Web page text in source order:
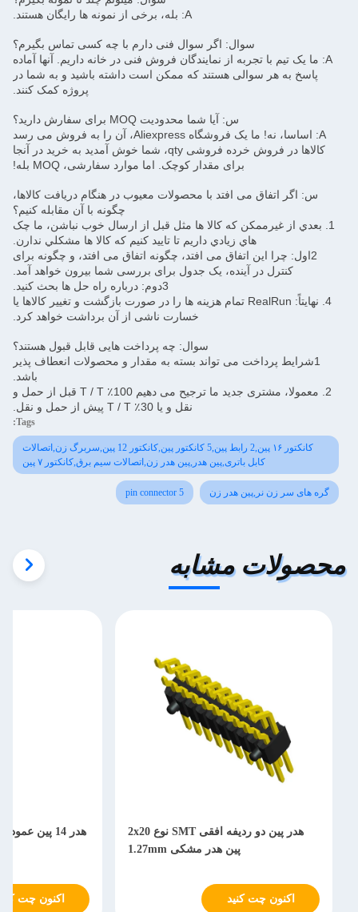
A: بله، برخی از نمونه ها رایگان هستند.
سوال: اگر سوال فنی دارم با چه کسی تماس بگیرم؟
A: ما یک تیم با تجربه از نمایندگان فروش فنی در خانه داریم. آنها آماده
پاسخ به هر سوالی هستند که ممکن است داشته باشید و به شما در
پروژه کمک کنند.
س: آیا شما محدودیت MOQ برای سفارش دارید؟
A: اساسا، نه! ما یک فروشگاه Aliexpress، آن را به فروش می رسد
کالاها در فروش خرده فروشی qty، شما خوش آمدید به خرید در آنجا
برای مقدار کوچک. اما موارد سفارشی، MOQ بله!
س: اگر اتفاق می افتد با محصولات معیوب در هنگام دریافت کالاها،
چگونه با آن مقابله کنیم؟
1. بعدي از غيرممکن که کالا ها مثل قبل از ارسال خوب نباشن، ما چک
هاي زيادي داريم تا تاييد کنيم که کالا ها مشکلي ندارن.
2اول: چرا این اتفاق می افتد، چگونه اتفاق می افتد، و چگونه برای
کنترل در آینده، یک جدول برای بررسی شما بیرون خواهد آمد.
3دوم: درباره راه حل ها بحث کنید.
4. نهایتاً: RealRun تمام هزینه ها را در صورت بازگشت و تغییر کالاها یا
خسارت ناشی از آن برداشت خواهد کرد.
سوال: چه پرداخت هایی قابل قبول هستند؟
1شرایط پرداخت می تواند بسته به مقدار و محصولات انعطاف پذیر
باشد.
2. معمولا، مشتری جدید ما ترجیح می دهیم 100٪ T / T قبل از حمل و
نقل و یا 30٪ T / T پیش از حمل و نقل.
Tags:
کانکتور ۱۶ پین,2 رابط پین,5 کانکتور پین,کانکتور 12 پین,سربرگ زن,اتصالات
کابل باتری,پین هدر,پین هدر زن,اتصالات سیم برق,کانکتور ۷ پین
گره های سر زن نر,پین هدر زن 5 pin connector
محصولات مشابه
هدر پین دو ردیفه افقی SMT نوع 2x20
پین هدر مشکی 1.27mm
اکنون چت کنید اکنون چت